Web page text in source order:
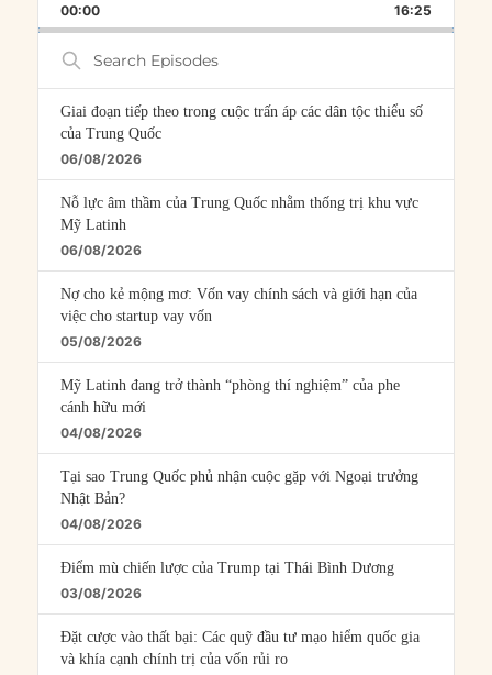
RATE
00:00 16:25
Search
Episodes
Giai đoạn tiếp theo trong cuộc trấn áp các dân tộc thiểu số
của Trung Quốc
06/08/2026
Nỗ lực âm thầm của Trung Quốc nhằm thống trị khu vực
Mỹ Latinh
06/08/2026
Nợ cho kẻ mộng mơ: Vốn vay chính sách và giới hạn của
việc cho startup vay vốn
05/08/2026
Mỹ Latinh đang trở thành “phòng thí nghiệm” của phe
cánh hữu mới
04/08/2026
Tại sao Trung Quốc phủ nhận cuộc gặp với Ngoại trưởng
Nhật Bản?
04/08/2026
Điểm mù chiến lược của Trump tại Thái Bình Dương
03/08/2026
Đặt cược vào thất bại: Các quỹ đầu tư mạo hiểm quốc gia
và khía cạnh chính trị của vốn rủi ro